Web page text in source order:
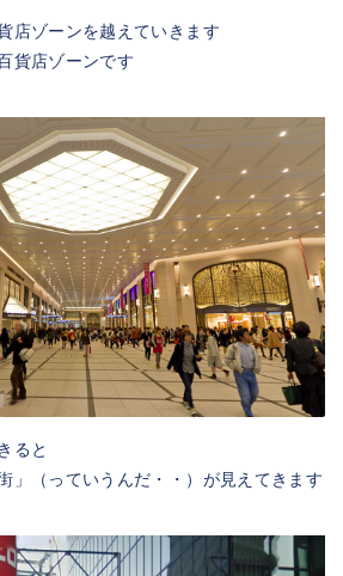
店ゾーンを越えていきます
貨店ゾーンです
ると
」（っていうんだ・・）が見えてきます